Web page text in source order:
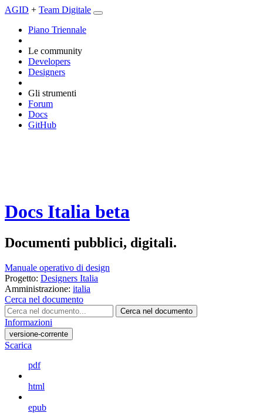
AGID + Team Digitale
Piano Triennale
Le community
Developers
Designers
Gli strumenti
Forum
Docs
GitHub
Docs Italia beta
Documenti pubblici, digitali.
Manuale operativo di design
Progetto: Designers Italia
Amministrazione: italia
Cerca nel documento
Cerca nel documento
Informazioni
versione-corrente
Scarica
pdf
html
epub